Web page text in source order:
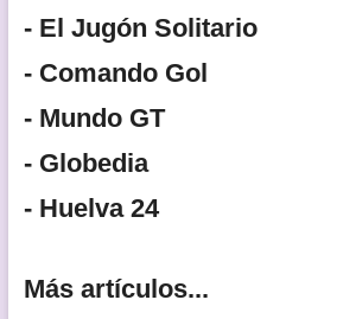
- El Jugón Solitario
- Comando Gol
- Mundo GT
- Globedia
- Huelva 24
Más artículos...